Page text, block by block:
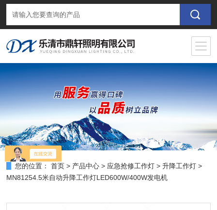
您的位置： 首页 > 产品中心 > 应急抢修工作灯 >升降工作灯 >
MN81254.5米自动升降工作灯LED600W/400W发电机